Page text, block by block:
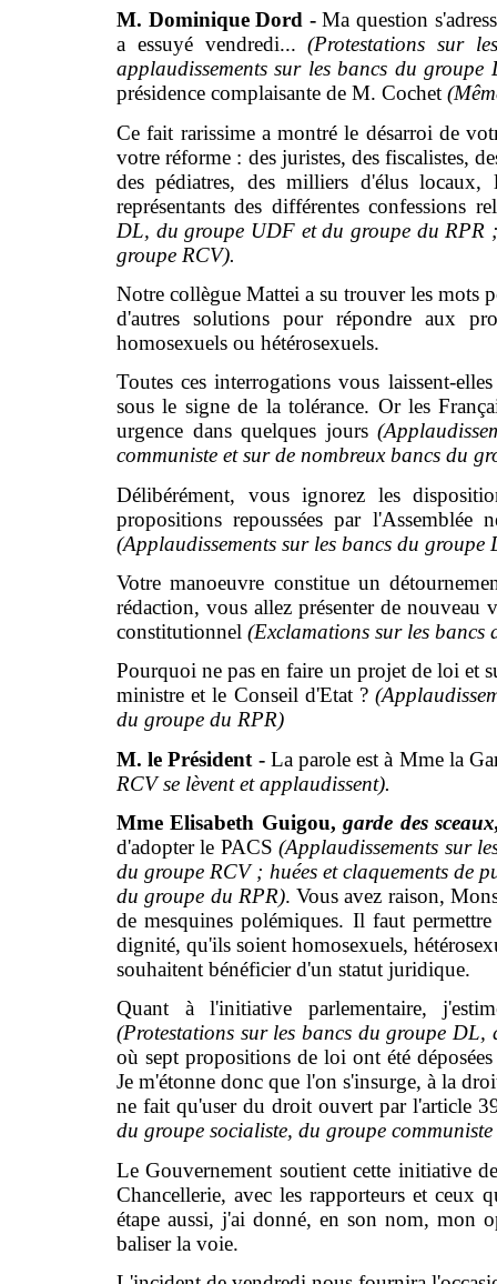
M. Dominique Dord -Ma question
a essuyé vendredi...(Protestations sur
applaudissements sur les bancs du
présidence complaisante de M. Cochet
Ce fait rarissime a montré le désarroi de
votre réforme : des juristes, des fiscalistes,
des pédiatres, des milliers d'élus
représentants des différentes confessions
DL, du groupe UDF et du groupe du RPR
groupe RCV).
Notre collègue Mattei a su trouver les mots
d'autres solutions pour répondre aux
homosexuels ou hétérosexuels.
Toutes ces interrogations vous laissent-
sous le signe de la tolérance. Or les
urgence dans quelques jours
communiste et sur de nombreux bancs du
Délibérément, vous ignorez les
propositions repoussées par
(Applaudissements sur les bancs du
Votre manoeuvre constitue un
rédaction, vous allez présenter de nouveau
constitutionnel (Exclamations sur les bancs
Pourquoi ne pas en faire un projet de loi et
ministre et le Conseil d'Etat ?
du groupe du RPR)
M. le Président - La parole est à Mme la
RCV se lèvent et applaudissent).
Mme Elisabeth Guigou,garde des
d'adopter le PACS(Applaudissements sur
du groupe RCV ; huées et claquements de
du groupe du RPR). Vous avez raison,
de mesquines polémiques. Il faut
dignité, qu'ils soient homosexuels,
souhaitent bénéficier d'un statut juridique.
Quant à l'initiative parlementaire,
(Protestations sur les bancs du groupe
où sept propositions de loi ont été
Je m'étonne donc que l'on s'insurge, à la
ne fait qu'user du droit ouvert par l'article
du groupe socialiste, du groupe
Le Gouvernement soutient cette initiative
Chancellerie, avec les rapporteurs et
étape aussi, j'ai donné, en son nom, mon
baliser la voie.